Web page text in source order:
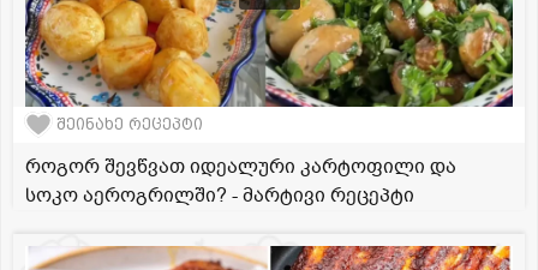
შეინახე რეცეპტი
როგორ შევწვათ იდეალური კარტოფილი და
სოკო აეროგრილში? - მარტივი რეცეპტი